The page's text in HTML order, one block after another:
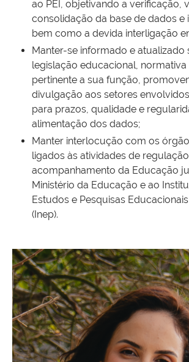
ao PEI, objetivando a verificação,
consolidação da base de dados e
bem como a devida interligação
Manter-se informado e atualizado
legislação educacional,
pertinente a sua função,
divulgação aos setores
para prazos, qualidade e
alimentação dos dados;
Manter interlocução com os
ligados às atividades de
acompanhamento da Educação
Ministério da Educação e ao
Estudos e Pesquisas
(Inep).